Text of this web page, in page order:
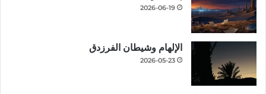
2026-06-19
الإلهام وشيطان الفرزدق
2026-05-23